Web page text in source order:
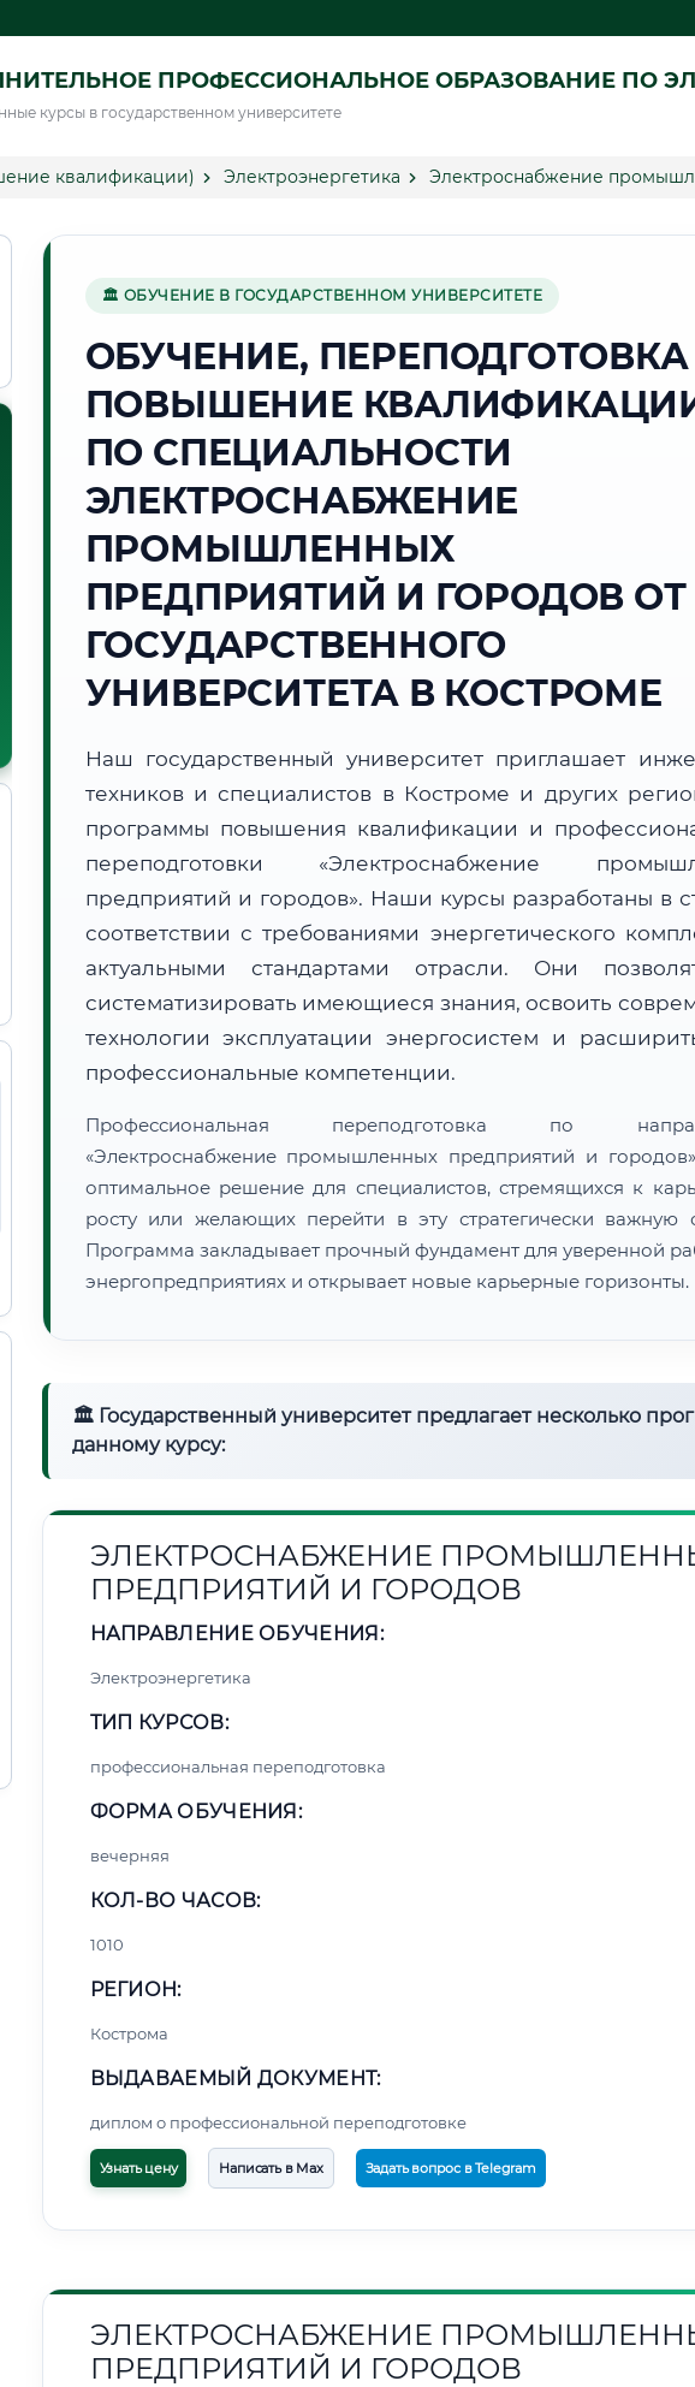
ПРОФЕССИОНАЛЬНОЕ ОБРАЗОВАНИЕ ПО
курсы в государственном университете
квалификации) Электроэнергетика Электроснабжение
🏛 ОБУЧЕНИЕ В ГОСУДАРСТВЕННОМ УНИВЕРСИТЕТЕ
ОБУЧЕНИЕ,
ПОВЫШЕНИЕ
ПО СПЕЦИАЛЬНОСТИ
ЭЛЕКТРОСНАБЖЕНИЕ
ПРОМЫШЛЕННЫХ
ПРЕДПРИЯТИЙ И ГОРОДОВ ОТ
ГОСУДАРСТВЕННОГО
УНИВЕРСИТЕТА В КОСТРОМЕ
Наш государственный университет приглашает
техников и специалистов в Костроме и других
программы повышения квалификации и
переподготовки «Электроснабжение
предприятий и городов». Наши курсы разработаны в
соответствии с требованиями энергетического
актуальными стандартами отрасли. Они
систематизировать имеющиеся знания, освоить
технологии эксплуатации энергосистем и
профессиональные компетенции.
Профессиональная переподготовка по
«Электроснабжение промышленных предприятий и
оптимальное решение для специалистов, стремящихся к
росту или желающих перейти в эту стратегически важную
Программа закладывает прочный фундамент для уверенной
энергопредприятиях и открывает новые карьерные горизонты.
🏛 Государственный университет предлагает несколько
данному курсу:
ЭЛЕКТРОСНАБЖЕНИЕ
ПРЕДПРИЯТИЙ И ГОРОДОВ
НАПРАВЛЕНИЕ ОБУЧЕНИЯ:
Электроэнергетика
ТИП КУРСОВ:
профессиональная переподготовка
ФОРМА ОБУЧЕНИЯ:
вечерняя
КОЛ-ВО ЧАСОВ:
1010
РЕГИОН:
Кострома
ВЫДАВАЕМЫЙ ДОКУМЕНТ:
диплом о профессиональной переподготовке
Узнать цену Написать в Max Задать вопрос в Telegram
ЭЛЕКТРОСНАБЖЕНИЕ
ПРЕДПРИЯТИЙ И ГОРОДОВ